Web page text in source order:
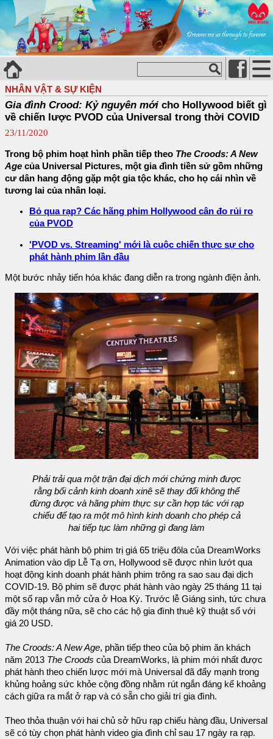
NHÂN VẬT & SỰ KIỆN
Gia đình Crood: Kỷ nguyên mới cho Hollywood biết gì
về chiến lược PVOD của Universal trong thời COVID
23/11/2020
Trong bộ phim hoạt hình phần tiếp theo The Croods: A New
Age của Universal Pictures, một gia đình tiền sử gồm những
cư dân hang động gặp một gia tộc khác, cho họ cái nhìn về
tương lai của nhân loại.
Bỏ qua rạp? Các hãng phim Hollywood cân đo rủi ro
của PVOD
'PVOD vs. Streaming' mới là cuộc chiến thực sự cho
phát hành phim lần đầu
Một bước nhảy tiến hóa khác đang diễn ra trong ngành điện ảnh.
Phải trải qua một trận đại dịch mới chứng minh được
rằng bối cảnh kinh doanh xinê sẽ thay đổi không thể
đừng được và hãng phim thực sự cần hợp tác với rạp
chiếu để tạo ra một mô hình kinh doanh cho phép cả
hai tiếp tục làm những gì đang làm
Với việc phát hành bộ phim trị giá 65 triệu đôla của DreamWorks
Animation vào dịp Lễ Tạ ơn, Hollywood sẽ được nhìn lướt qua
hoạt động kinh doanh phát hành phim trông ra sao sau đại dịch
COVID-19. Bộ phim sẽ được phát hành vào ngày 25 tháng 11 tại
một số rạp vẫn mở cửa ở Hoa Kỳ. Trước lễ Giáng sinh, tức chưa
đầy một tháng nữa, sẽ cho các hộ gia đình thuê kỹ thuật số với
giá 20 USD.
The Croods: A New Age, phần tiếp theo của bộ phim ăn khách
năm 2013 The Croods của DreamWorks, là phim mới nhất được
phát hành theo chiến lược mới mà Universal đã đẩy mạnh trong
khủng hoảng sức khỏe cộng đồng nhằm rút ngắn đáng kể khoảng
cách giữa ra mắt ở rạp và có sẵn cho giải trí gia đình.
Theo thỏa thuận với hai chủ sở hữu rạp chiếu hàng đầu, Universal
sẽ có tùy chọn phát hành video gia đình chỉ sau 17 ngày ra rạp.